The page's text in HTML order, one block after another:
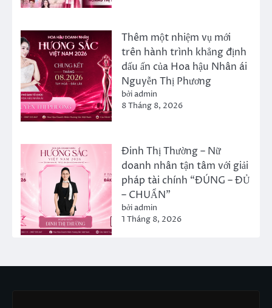
Thêm một nhiệm vụ mới
trên hành trình khẳng định
dấu ấn của Hoa hậu Nhân ái
Nguyễn Thị Phương
bởi admin
8 Tháng 8, 2026
Đinh Thị Thường – Nữ
doanh nhân tận tâm với giải
pháp tài chính “ĐÚNG – ĐỦ
– CHUẨN”
bởi admin
1 Tháng 8, 2026